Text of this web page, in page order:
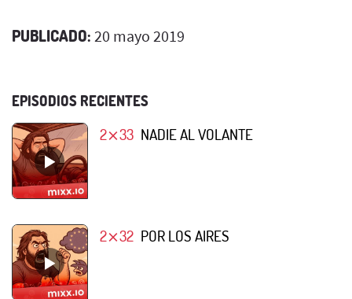
PUBLICADO: 20 mayo 2019
EPISODIOS RECIENTES
2⨯33 NADIE AL VOLANTE
2⨯32 POR LOS AIRES